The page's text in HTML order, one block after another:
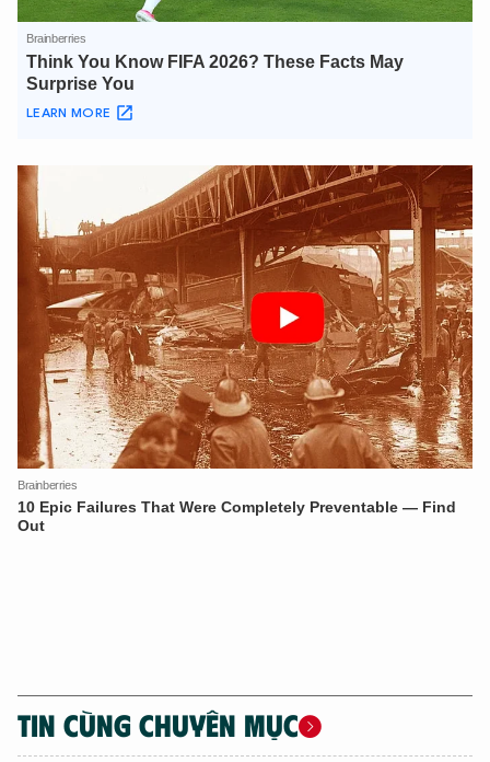
TIN CÙNG CHUYÊN MỤC
XIN CHÀO,
TÔI LÀ CHATBOT CỦA
Hãy hỏi tôi bất kỳ điều gì bạn cần biết về
An Ninh Thủ Đô nhé. Tôi sẵn sàng hỗ trợ!